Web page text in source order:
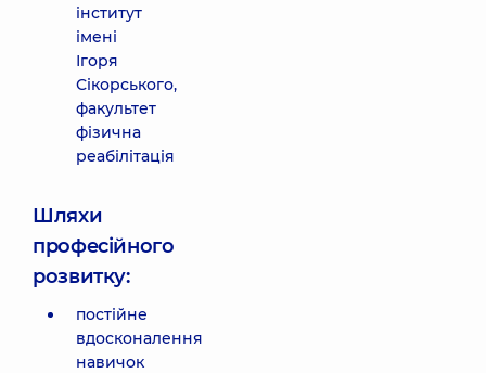
інститут
імені
Ігоря
Сікорського,
факультет
фізична
реабілітація
Шляхи
професійного
розвитку:
постійне
вдосконалення
навичок